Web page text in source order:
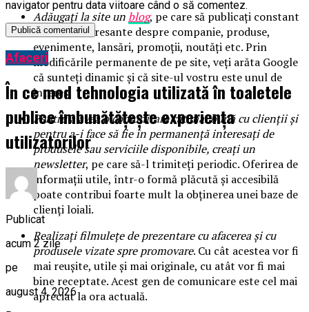
Adăugați la site un blog, pe care să publicați constant
articole interesante despre companie, produse,
evenimente, lansări, promoții, noutăți etc. Prin
modificările permanente de pe site, veți arăta Google
că sunteți dinamic și că site-ul vostru este unul de
interes.
Pentru a avea o comunicare cât mai bună cu clienții și
pentru a-i face să fie în permanență interesați de
produsele sau serviciile disponibile, creați un
newsletter, pe care să-l trimiteți periodic. Oferirea de
informații utile, într-o formă plăcută și accesibilă
poate contribui foarte mult la obținerea unei baze de
clienți loiali.
Realizați filmulețe de prezentare cu afacerea și cu
produsele vizate spre promovare. Cu cât acestea vor fi
mai reușite, utile și mai originale, cu atât vor fi mai
bine receptate. Acest gen de comunicare este cel mai
apreciat la ora actuală.
navigator pentru data viitoare când o să comentez.
Afaceri
În ce mod tehnologia utilizată în toaletele
publice îmbunătățește experiența
utilizatorilor
Publicat
acum 2 zile
pe
august 4, 2026